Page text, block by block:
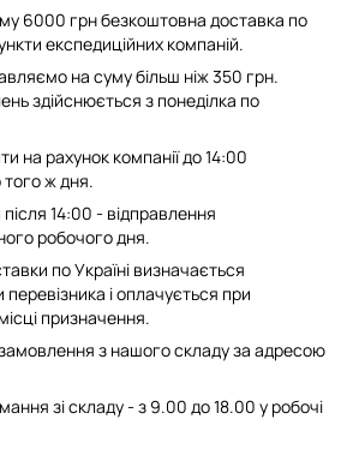
6000 грн безкоштовна доставка по
експедиційних компаній.
на суму більш ніж 350 грн.
здійснюється з понеділка по
на рахунок компанії до 14:00
ж дня.
14:00 - відправлення
робочого дня.
по Україні визначається
і оплачується при
призначення.
з нашого складу за адресою
зі складу - з 9.00 до 18.00 у робочі